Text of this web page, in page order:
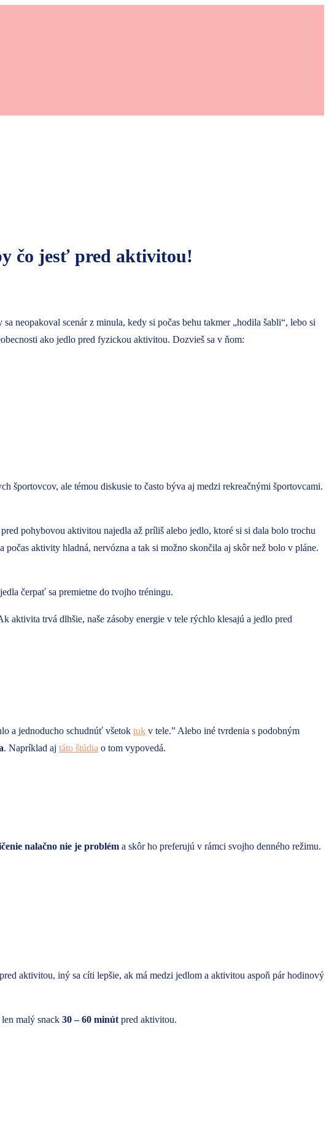
čo jesť pred aktivitou!
neopakoval scenár z minula, kedy si počas behu takmer „hodila šabli“, lebo si
ako jedlo pred fyzickou aktivitou. Dozvieš sa v ňom:
športovcov, ale témou diskusie to často býva aj medzi rekreačnými športovcami.
pohybovou aktivitou najedla až príliš alebo jedlo, ktoré si si dala bolo trochu
aktivity hladná, nervózna a tak si možno skončila aj skôr než bolo v pláne.
čerpať sa premietne do tvojho tréningu.
aktivita trvá dlhšie, naše zásoby energie v tele rýchlo klesajú a jedlo pred
a jednoducho schudnúť všetok tuk v tele.” Alebo iné tvrdenia s podobným
. Napríklad aj táto štúdia o tom vypovedá.
nalačno nie je problém a skôr ho preferujú v rámci svojho denného režimu.
aktivitou, iný sa cíti lepšie, ak má medzi jedlom a aktivitou aspoň pár hodinový
malý snack 30 – 60 minút pred aktivitou.